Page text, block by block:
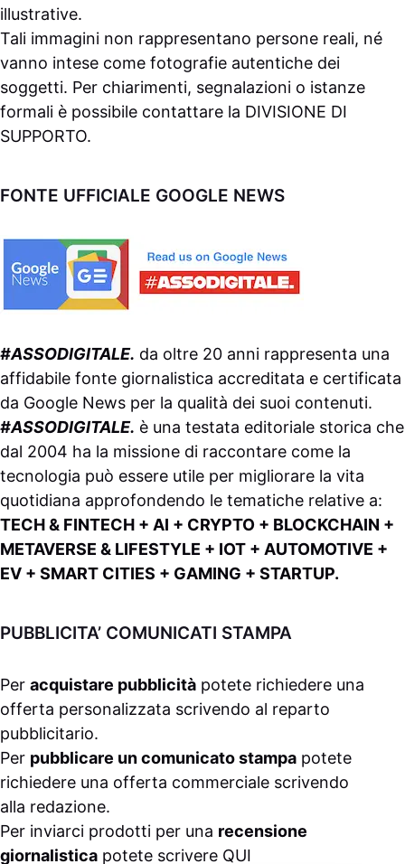
illustrative.
Tali immagini non rappresentano persone reali, né
vanno intese come fotografie autentiche dei
soggetti. Per chiarimenti, segnalazioni o istanze
formali è possibile contattare la DIVISIONE DI
SUPPORTO.
FONTE UFFICIALE GOOGLE NEWS
#ASSODIGITALE. da oltre 20 anni rappresenta una
affidabile fonte giornalistica accreditata e certificata
da Google News per la qualità dei suoi contenuti.
#ASSODIGITALE. è una testata editoriale storica che
dal 2004 ha la missione di raccontare come la
tecnologia può essere utile per migliorare la vita
quotidiana approfondendo le tematiche relative a:
TECH & FINTECH + AI + CRYPTO + BLOCKCHAIN +
METAVERSE & LIFESTYLE + IOT + AUTOMOTIVE +
EV + SMART CITIES + GAMING + STARTUP.
PUBBLICITA’ COMUNICATI STAMPA
Per acquistare pubblicità potete richiedere una
offerta personalizzata scrivendo al reparto
pubblicitario.
Per pubblicare un comunicato stampa potete
richiedere una offerta commerciale scrivendo
alla redazione.
Per inviarci prodotti per una recensione
giornalistica potete scrivere QUI